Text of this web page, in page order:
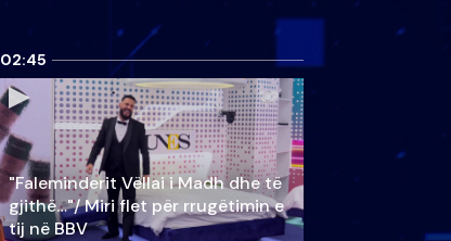
02:45
"Faleminderit Vëllai i Madh dhe të
gjithë…"/ Miri flet për rrugëtimin e
tij në BBV